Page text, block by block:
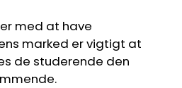
med at have
marked er vigtigt at
de studerende den